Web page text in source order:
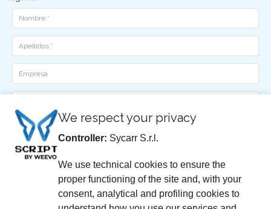
Nome
Cognome
Ditta
Email
Telefono
He leído y acepto la
We respect your privacy
Controller: Sycarr S.r.l.
We use technical cookies to ensure the
proper functioning of the site and, with your
consent, analytical and profiling cookies to